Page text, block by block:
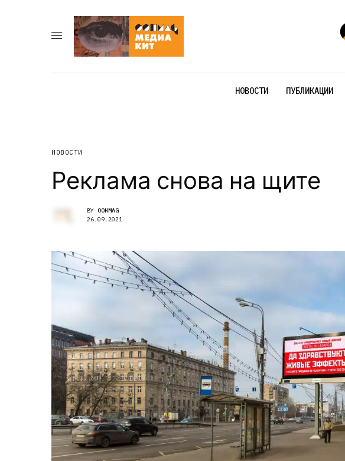
НОВОСТИ ПУБЛИКАЦИИ
НОВОСТИ
Реклама снова на щите
BY OOHMAG
26.09.2021